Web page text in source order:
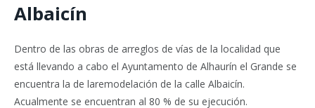
Albaicín
Dentro de las obras de arreglos de vías de la localidad que
está llevando a cabo el Ayuntamento de Alhaurín el Grande se
encuentra la de laremodelación de la calle Albaicín.
Acualmente se encuentran al 80 % de su ejecución.